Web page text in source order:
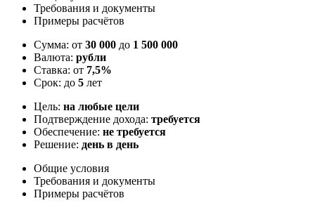
Требования и документы
Примеры расчётов
Сумма: от 30 000 до 1 500 000
Валюта: рубли
Ставка: от 7,5%
Срок: до 5 лет
Цель: на любые цели
Подтверждение дохода: требуется
Обеспечение: не требуется
Решение: день в день
Общие условия
Требования и документы
Примеры расчётов